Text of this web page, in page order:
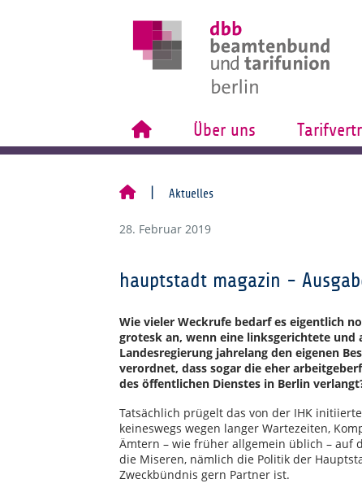
Über uns
Aktuelles
28. Februar 2019
hauptstadt magazin -
Wie vieler Weckrufe bedarf es eigentlich
grotesk an, wenn eine linksgerichtete und
Landesregierung jahrelang den eigenen
verordnet, dass sogar die eher
des öffentlichen Dienstes in Berlin
Tatsächlich prügelt das von der IHK initiierte
keineswegs wegen langer Wartezeiten,
Ämtern – wie früher allgemein üblich – auf
die Miseren, nämlich die Politik der
Zweckbündnis gern Partner ist.